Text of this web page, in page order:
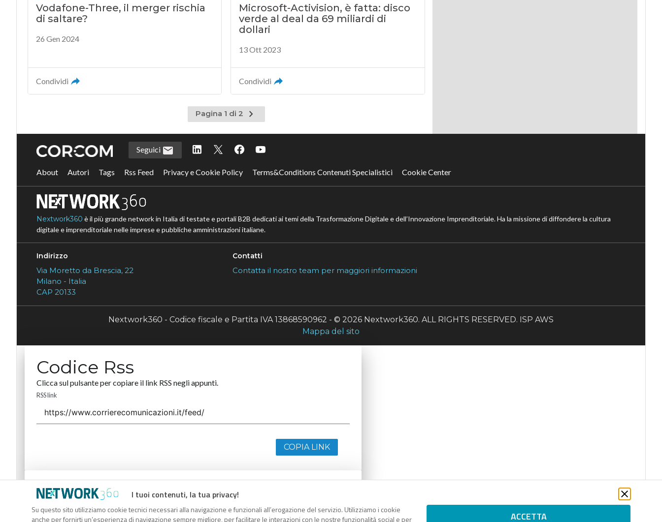
Vodafone-Three, il merger rischia
di saltare?
26 Gen 2024
Condividi
Microsoft-Activision, è fatta: disco
verde al deal da 69 miliardi di
dollari
13 Ott 2023
Condividi
Pagina 1 di 2
Pagina
successiva
I tuoi contenuti, la tua privacy!
Su questo sito utilizziamo cookie tecnici necessari alla navigazione e funzionali all’erogazione del servizio. Utilizziamo i cookie
anche per fornirti un’esperienza di navigazione sempre migliore, per facilitare le interazioni con le nostre funzionalità social e per
ACCETTA
Seguici
About Autori Tags Rss Feed Privacy e Cookie Policy Terms&Conditions Contenuti Specialistici Cookie Center
Nextwork360 è il più grande network in Italia di testate e portali B2B dedicati ai temi della Trasformazione Digitale e dell’Innovazione Imprenditoriale. Ha la missione di diffondere la cultura
digitale e imprenditoriale nelle imprese e pubbliche amministrazioni italiane.
Indirizzo
Via Moretto da Brescia, 22
Milano - Italia
CAP 20133
Contatti
Contatta il nostro team per maggiori informazioni
Nextwork360 - Codice fiscale e Partita IVA 13868590962 - © 2026 Nextwork360. ALL RIGHTS RESERVED. ISP AWS
Mappa del sito
Codice Rss
Clicca sul pulsante per copiare il link RSS negli appunti.
RSS link
COPIA LINK
Codice Rss
Clicca sul pulsante per copiare il link RSS negli appunti.
RSS link